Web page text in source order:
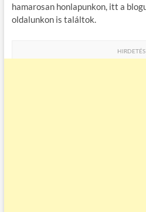
hamarosan honlapunkon, itt a
oldalunkon is találtok.
HIRDETÉS